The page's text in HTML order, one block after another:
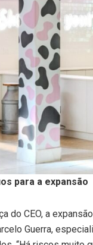
para a expansão
do CEO, a
Guerra,